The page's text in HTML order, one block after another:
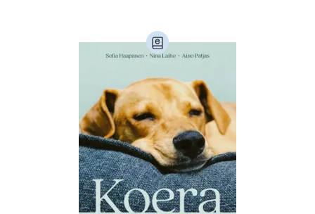
Armastusromaanid (294)
Biograafiad (230)
Eesti kirjandus (1775)
Ettevõtlus (30)
Filoloogia (121)
Filosoofia (147)